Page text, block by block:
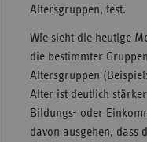
Altersgruppen, fest.
Wie sieht die heutige
die bestimmter
Altersgruppen
Alter ist deutlich
Bildungs- oder
davon ausgehen, dass